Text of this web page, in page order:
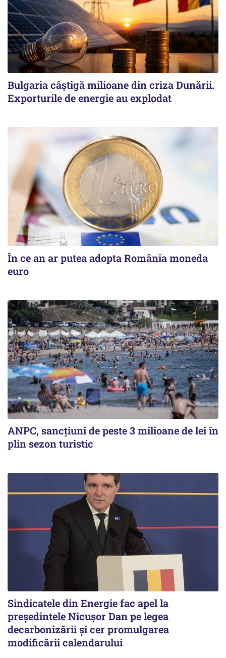
Bulgaria câștigă milioane din criza Dunării.
Exporturile de energie au explodat
În ce an ar putea adopta România moneda
euro
ANPC, sancțiuni de peste 3 milioane de lei în
plin sezon turistic
Sindicatele din Energie fac apel la
preşedintele Nicuşor Dan pe legea
decarbonizării şi cer promulgarea
modificării calendarului